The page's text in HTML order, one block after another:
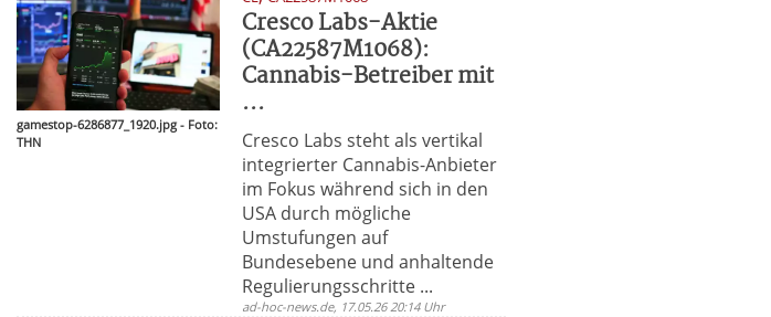
gamestop-6286877_1920.jpg - Foto:
THN
Cresco Labs-Aktie
(CA22587M1068):
Cannabis-Betreiber mit
...
Cresco Labs steht als vertikal
integrierter Cannabis-Anbieter
im Fokus während sich in den
USA durch mögliche
Umstufungen auf
Bundesebene und anhaltende
Regulierungsschritte ...
ad-hoc-news.de, 17.05.26 20:14 Uhr